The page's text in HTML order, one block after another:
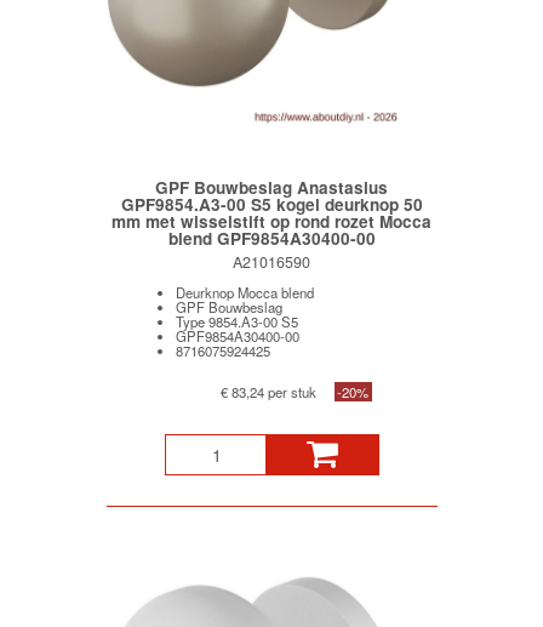
GPF Bouwbeslag Anastasius
GPF9854.A3-00 S5 kogel deurknop 50
mm met wisselstift op rond rozet Mocca
blend GPF9854A30400-00
A21016590
Deurknop Mocca blend
GPF Bouwbeslag
Type 9854.A3-00 S5
GPF9854A30400-00
8716075924425
€ 83,24 per stuk -20%